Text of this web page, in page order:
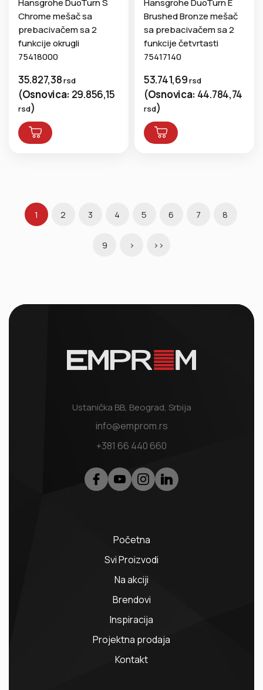
Hansgrohe DuoTurn S
Chrome mešač sa
prebacivačem sa 2
funkcije okrugli
75418000
35.827,38rsd
(Osnovica: 29.856,15
rsd)
Hansgrohe DuoTurn E
Brushed Bronze mešač
sa prebacivačem sa 2
funkcije četvrtasti
75417140
53.741,69rsd
(Osnovica: 44.784,74
rsd)
1 2 3 4 5 6 7 8
9 > >>
Ustanička BB, Beograd, Srbija
info@emprom.rs
+381 66 440 660
Početna
Svi Proizvodi
Na akciji
Brendovi
Inspiracija
Projektna prodaja
Kontakt